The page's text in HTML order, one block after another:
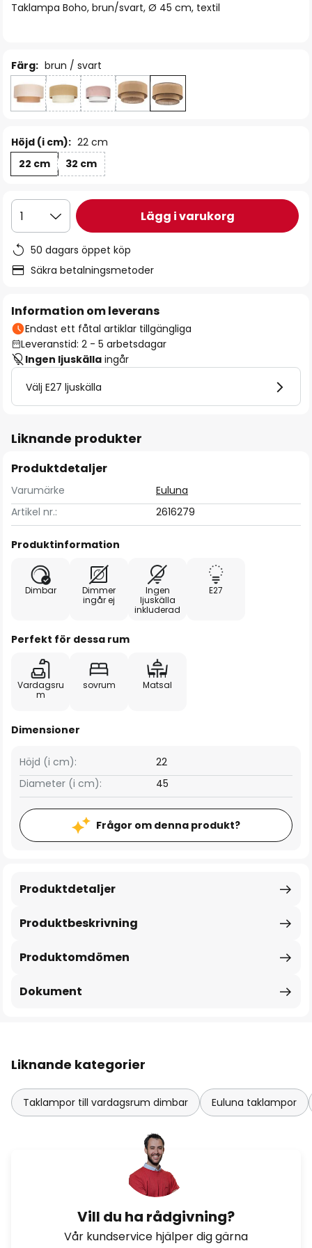
Taklampa Boho, brun/svart, Ø 45 cm, textil
Färg: brun / svart
Höjd (i cm): 22 cm
22 cm
32 cm
1 Lägg i varukorg
50 dagars öppet köp
Säkra betalningsmetoder
Information om leverans
Endast ett fåtal artiklar tillgängliga
Leveranstid: 2 - 5 arbetsdagar
Ingen ljuskälla ingår
Välj E27 ljuskälla
Liknande produkter
Produktdetaljer
Varumärke
Euluna
Artikel nr.:
2616279
Produktinformation
Dimbar
Dimmer
ingår ej
Ingen
ljuskälla
inkluderad
E27
Perfekt för dessa rum
Vardagsru
m
sovrum Matsal
Dimensioner
Höjd (i cm):
22
Diameter (i cm):
45
Frågor om denna produkt?
Produktbeskrivning
Produktdetaljer
Produktomdömen
Dokument
Liknande kategorier
Taklampor till vardagsrum dimbar Euluna taklampor
Vill du ha rådgivning?
Vår kundservice hjälper dig gärna